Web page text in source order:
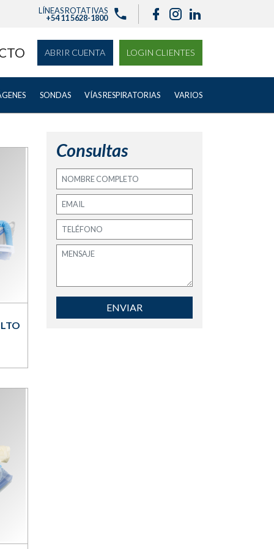
LÍNEAS ROTATIVAS
+54 11 5628-1800
ABRIR CUENTA LOGIN CLIENTES
SONDAS VÍAS RESPIRATORIAS VARIOS
Consultas
ENVIAR